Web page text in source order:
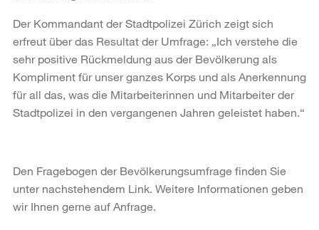
Der Kommandant der Stadtpolizei Zürich zeigt sich
erfreut über das Resultat der Umfrage: „Ich verstehe die
sehr positive Rückmeldung aus der Bevölkerung als
Kompliment für unser ganzes Korps und als Anerkennung
für all das, was die Mitarbeiterinnen und Mitarbeiter der
Stadtpolizei in den vergangenen Jahren geleistet haben.“
Den Fragebogen der Bevölkerungsumfrage finden Sie
unter nachstehendem Link. Weitere Informationen geben
wir Ihnen gerne auf Anfrage.